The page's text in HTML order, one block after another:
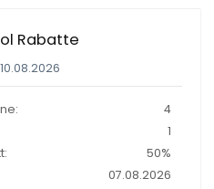
Rabatte
4
1
50%
07.08.2026